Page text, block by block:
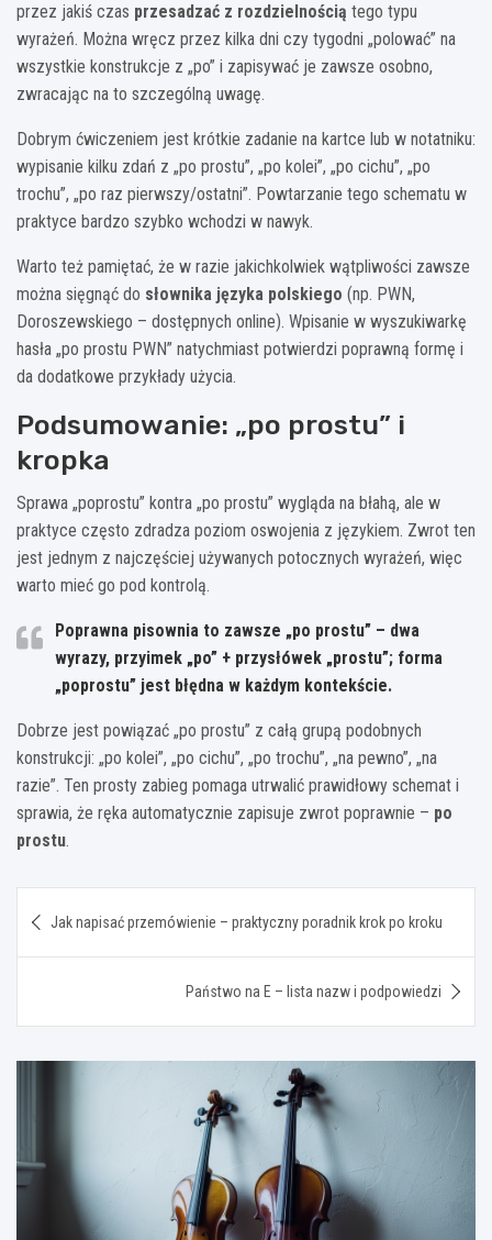
przez jakiś czas przesadzać z rozdzielnością tego typu
wyrażeń. Można wręcz przez kilka dni czy tygodni „polować” na
wszystkie konstrukcje z „po” i zapisywać je zawsze osobno,
zwracając na to szczególną uwagę.
Dobrym ćwiczeniem jest krótkie zadanie na kartce lub w notatniku:
wypisanie kilku zdań z „po prostu”, „po kolei”, „po cichu”, „po
trochu”, „po raz pierwszy/ostatni”. Powtarzanie tego schematu w
praktyce bardzo szybko wchodzi w nawyk.
Warto też pamiętać, że w razie jakichkolwiek wątpliwości zawsze
można sięgnąć do słownika języka polskiego (np. PWN,
Doroszewskiego – dostępnych online). Wpisanie w wyszukiwarkę
hasła „po prostu PWN” natychmiast potwierdzi poprawną formę i
da dodatkowe przykłady użycia.
Podsumowanie: „po prostu” i
kropka
Sprawa „poprostu” kontra „po prostu” wygląda na błahą, ale w
praktyce często zdradza poziom oswojenia z językiem. Zwrot ten
jest jednym z najczęściej używanych potocznych wyrażeń, więc
warto mieć go pod kontrolą.
Poprawna pisownia to zawsze „po prostu” – dwa
wyrazy, przyimek „po” + przysłówek „prostu”; forma
„poprostu” jest błędna w każdym kontekście.
Dobrze jest powiązać „po prostu” z całą grupą podobnych
konstrukcji: „po kolei”, „po cichu”, „po trochu”, „na pewno”, „na
razie”. Ten prosty zabieg pomaga utrwalić prawidłowy schemat i
sprawia, że ręka automatycznie zapisuje zwrot poprawnie – po
prostu.
wpisu
Jak napisać przemówienie – praktyczny poradnik krok po kroku
Państwo na E – lista nazw i podpowiedzi